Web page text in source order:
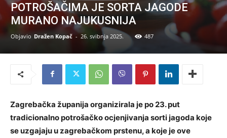
POTROŠAČIMA JE SORTA JAGODE
MURANO NAJUKUSNIJA
Objavio Dražen Kopač - 26. svibnja 2025. 487
Zagrebačka županija organizirala je po 23. put
tradicionalno potrošačko ocjenjivanja sorti jagoda koje
se uzgajaju u zagrebačkom prstenu, a koje je ove